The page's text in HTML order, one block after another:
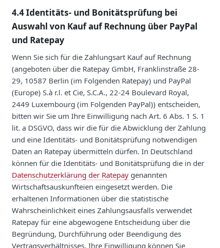
4.4 Identitäts- und Bonitätsprüfung bei
Auswahl von Kauf auf Rechnung über PayPal
und Ratepay
Wenn Sie sich für die Zahlungsart Kauf auf Rechnung
(angeboten über die Ratepay GmbH, Franklinstraße 28-
29, 10587 Berlin (im Folgenden Ratepay) und PayPal
(Europe) S.à r.l. et Cie, S.C.A., 22-24 Boulevard Royal,
2449 Luxembourg (im Folgenden PayPal)) entscheiden,
bitten wir Sie um Ihre Einwilligung nach Art. 6 Abs. 1 S. 1
lit. a DSGVO, dass wir die für die Abwicklung der Zahlung
und eine Identitäts- und Bonitätsprüfung notwendigen
Daten an Ratepay übermitteln dürfen. In Deutschland
können für die Identitäts- und Bonitätsprüfung die in der
Datenschutzerklärung der Ratepay genannten
Wirtschaftsauskunfteien eingesetzt werden. Die
erhaltenen Informationen über die statistische
Wahrscheinlichkeit eines Zahlungsausfalls verwendet
Ratepay für eine abgewogene Entscheidung über die
Begründung, Durchführung oder Beendigung des
Vertragsverhältnisses. Ihre Einwilligung können Sie